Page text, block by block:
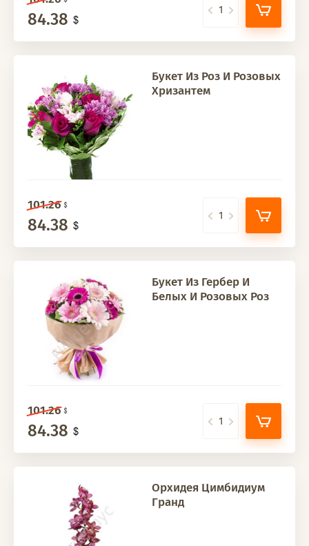
84.38
Букет Из Роз И Розовых
Хризантем
101.26
84.38
Букет Из Гербер И
Белых И Розовых Роз
101.26
84.38
Орхидея Цимбидиум
Гранд